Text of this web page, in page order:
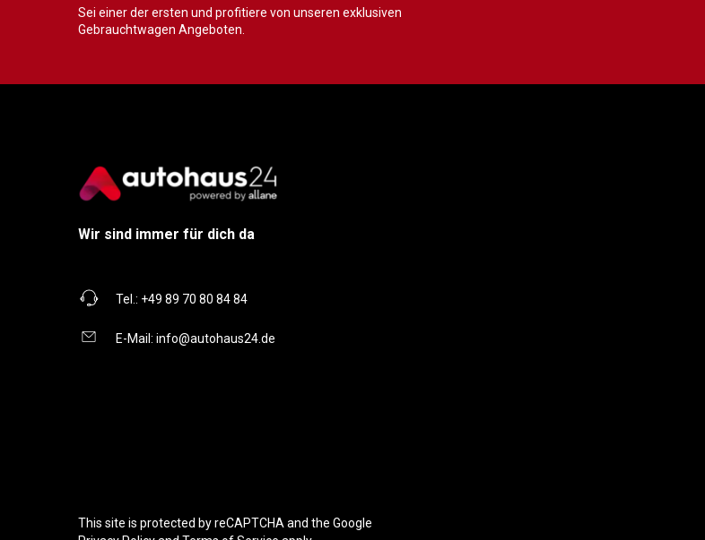
Sei einer der ersten und profitiere von unseren exklusiven
Gebrauchtwagen Angeboten.
Wir sind immer für dich da
Tel.: +49 89 70 80 84 84
E-Mail: info@autohaus24.de
This site is protected by reCAPTCHA and the Google